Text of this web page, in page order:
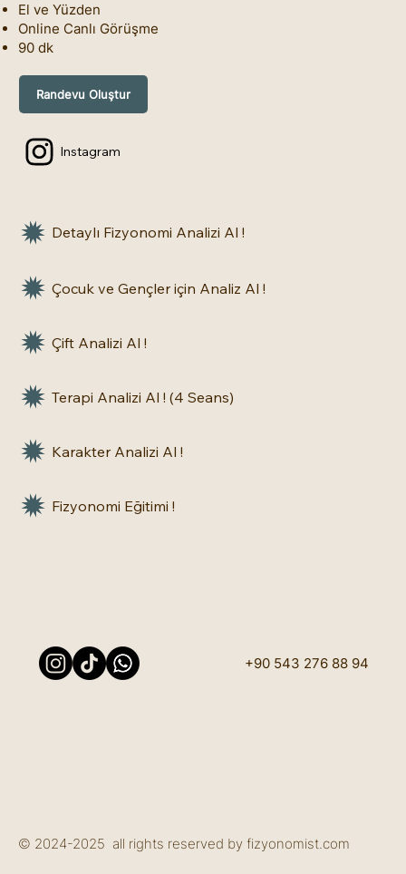
© 2024-2025 all rights reserved by fizyonomist.com
El ve Yüzden
Online Canlı Görüşme
90 dk
Randevu Oluştur
Instagram
Detaylı Fizyonomi Analizi Al !
Karakter Analizi Al !
Çocuk ve Gençler için Analiz Al !
Terapi Analizi Al ! (4 Seans)
Çift Analizi Al !
Fizyonomi Eğitimi !
+90 543 276 88 94